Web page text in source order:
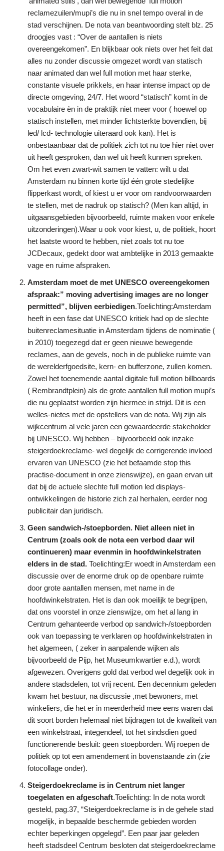
reclamezuilen/mupi’s die nu in snel tempo overal in de
stad verschijnen. De nota van beantwoording stelt blz. 25
droogjes vast : “Over de aantallen is niets
overeengekomen”. En blijkbaar ook niets over het feit dat
alles nu zonder discussie omgezet wordt van statisch
naar animated dan wel full motion met haar sterke,
constante visuele prikkels, en haar intense impact op de
directe omgeving, 24/7. Het woord “statisch” komt in de
vocabulaire èn in de praktijk niet meer voor ( hoewel op
statisch instellen, met minder lichtsterkte bovendien, bij
led/ lcd- technologie uiteraard ook kan). Het is
onbestaanbaar dat de politiek zich tot nu toe hier niet over
uit heeft gesproken, dan wel uit heeft kunnen spreken.
Om het even zwart-wit samen te vatten: wilt u dat
Amsterdam nu binnen korte tijd één grote stedelijke
flipperkast wordt, of kiest u er voor om randvoorwaarden
te stellen, met de nadruk op statisch? (Men kan altijd, in
uitgaansgebieden bijvoorbeeld, ruimte maken voor enkele
uitzonderingen).Waar u ook voor kiest, u, de politiek, hoort
het laatste woord te hebben, niet zoals tot nu toe
JCDecaux, gedekt door wat ambtelijke in 2013 gemaakte
vage en ruime afspraken.
Amsterdam moet de met UNESCO overeengekomen
afspraak:” moving advertising images are no longer
permitted”, blijven eerbiedigen.Toelichting:Amsterdam
heeft in een fase dat UNESCO kritiek had op de slechte
buitenreclamesituatie in Amsterdam tijdens de nominatie (
in 2010) toegezegd dat er geen nieuwe bewegende
reclames, aan de gevels, noch in de publieke ruimte van
de werelderfgoedsite, kern- en bufferzone, zullen komen.
Zowel het toenemende aantal digitale full motion billboards
( Rembrandtplein) als de grote aantallen full motion mupi’s
die nu geplaatst worden zijn hiermee in strijd. Dit is een
welles-nietes met de opstellers van de nota. Wij zijn als
wijkcentrum al vele jaren een gewaardeerde stakeholder
bij UNESCO. Wij hebben – bijvoorbeeld ook inzake
steigerdoekreclame- wel degelijk de corrigerende invloed
ervaren van UNESCO (zie het befaamde stop this
practise-document in onze zienswijze), en gaan ervan uit
dat bij de actuele slechte full motion led displays-
ontwikkelingen de historie zich zal herhalen, eerder nog
publicitair dan juridisch.
Geen sandwich-/stoepborden. Niet alleen niet in
Centrum (zoals ook de nota een verbod daar wil
continueren) maar evenmin in hoofdwinkelstraten
elders in de stad. Toelichting:Er woedt in Amsterdam een
discussie over de enorme druk op de openbare ruimte
door grote aantallen mensen, met name in de
hoofdwinkelstraten. Het is dan ook moeilijk te begrijpen,
dat ons voorstel in onze zienswijze, om het al lang in
Centrum gehanteerde verbod op sandwich-/stoepborden
ook van toepassing te verklaren op hoofdwinkelstraten in
het algemeen, ( zeker in aanpalende wijken als
bijvoorbeeld de Pijp, het Museumkwartier e.d.), wordt
afgewezen. Overigens gold dat verbod wel degelijk ook in
andere stadsdelen, tot vrij recent. Een decennium geleden
kwam het bestuur, na discussie ,met bewoners, met
winkeliers, die het er in meerderheid mee eens waren dat
dit soort borden helemaal niet bijdragen tot de kwaliteit van
een winkelstraat, integendeel, tot het sindsdien goed
functionerende besluit: geen stoepborden. Wij roepen de
politiek op tot een amendement in bovenstaande zin (zie
fotocollage onder).
Steigerdoekreclame is in Centrum niet langer
toegelaten en afgeschaft.Toelichting: In de nota wordt
gesteld, pag.37, “Steigerdoekreclame is in de gehele stad
mogelijk, in bepaalde beschermde gebieden worden
echter beperkingen opgelegd”. Een paar jaar geleden
heeft stadsdeel Centrum besloten dat steigerdoekreclame